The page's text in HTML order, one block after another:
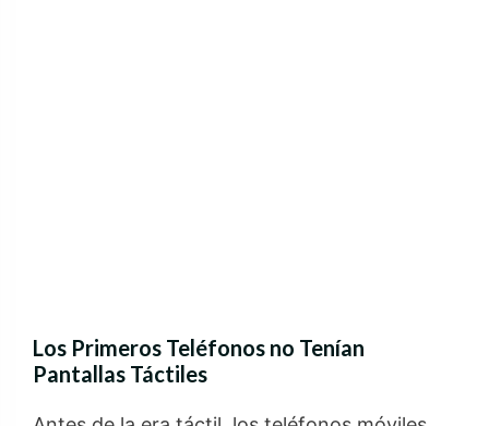
Los Primeros Teléfonos no Tenían
Pantallas Táctiles